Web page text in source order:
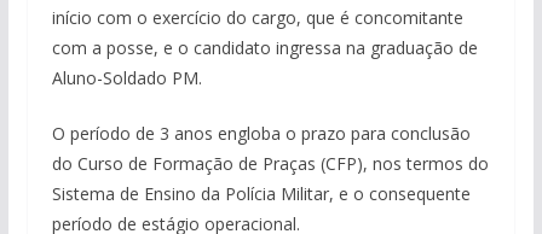
início com o exercício do cargo, que é concomitante
com a posse, e o candidato ingressa na graduação de
Aluno-Soldado PM.
O período de 3 anos engloba o prazo para conclusão
do Curso de Formação de Praças (CFP), nos termos do
Sistema de Ensino da Polícia Militar, e o consequente
período de estágio operacional.